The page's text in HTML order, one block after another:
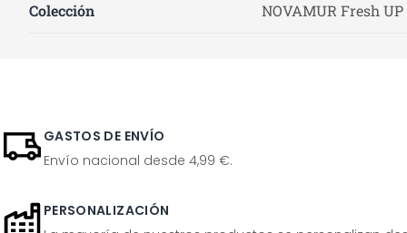
Colección NOVAMUR Fresh UP
GASTOS DE ENVÍO
Envío nacional desde 4,99 €.
PERSONALIZACIÓN